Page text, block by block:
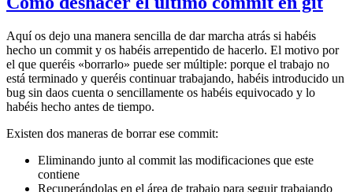
Aquí os dejo una manera sencilla de dar marcha atrás si habéis
hecho un commit y os habéis arrepentido de hacerlo. El motivo por
el que queréis «borrarlo» puede ser múltiple: porque el trabajo no
está terminado y queréis continuar trabajando, habéis introducido un
bug sin daos cuenta o sencillamente os habéis equivocado y lo
habéis hecho antes de tiempo.
Existen dos maneras de borrar ese commit:
Eliminando junto al commit las modificaciones que este
contiene
Recuperándolas en el área de trabajo para seguir trabajando